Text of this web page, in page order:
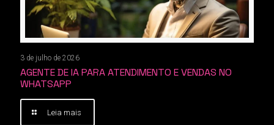
3 de julho de 2026
AGENTE DE IA PARA ATENDIMENTO E VENDAS NO
WHATSAPP
Leia mais